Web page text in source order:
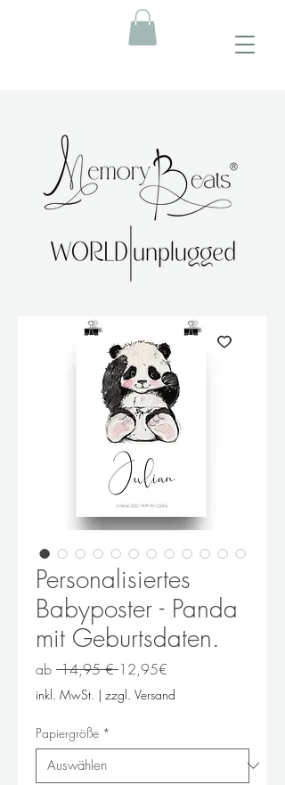
Personalisiertes
Babyposter - Panda
mit Geburtsdaten.
ab 14,95 € Standardpreis
12,95€
Preis
inkl. MwSt. | zzgl. Versand
Papiergröße *